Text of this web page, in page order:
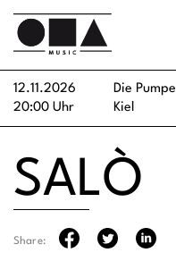
12.11.2026
20:00 Uhr
Die Pumpe
Kiel
SALÒ
Share: